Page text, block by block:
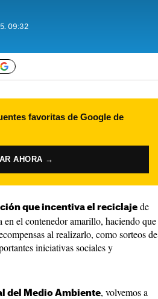
09:32
favoritas de Google de
AHORA →
que incentiva el reciclaje de
en el contenedor amarillo, haciendo que
al realizarlo, como sorteos de
iniciativas sociales y
del Medio Ambiente, volvemos a